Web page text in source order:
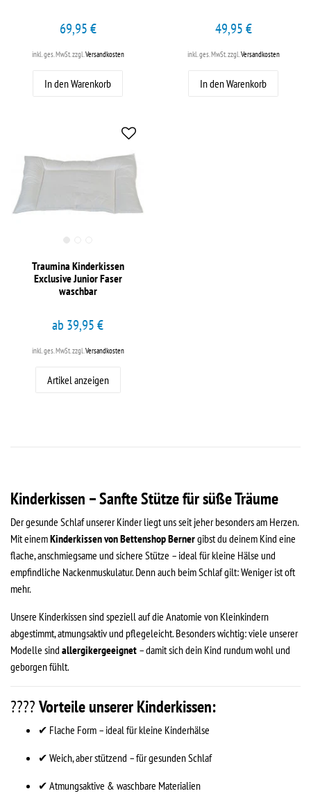
69,95 €
inkl. ges. MwSt. zzgl. Versandkosten
In den Warenkorb
49,95 €
inkl. ges. MwSt. zzgl. Versandkosten
In den Warenkorb
Traumina Kinderkissen
Exclusive Junior Faser
waschbar
ab 39,95 €
inkl. ges. MwSt.zzgl.Versandkosten
Artikel anzeigen
Kinderkissen – Sanfte Stütze für süße Träume
Der gesunde Schlaf unserer Kinder liegt uns seit jeher besonders am Herzen.
Mit einemKinderkissen von Bettenshop Bernergibst du deinem Kind eine
flache, anschmiegsame und sichere Stütze – ideal für kleine Hälse und
empfindliche Nackenmuskulatur. Denn auch beim Schlaf gilt: Weniger ist oft
mehr.
Unsere Kinderkissen sind speziell auf die Anatomie von Kleinkindern
abgestimmt, atmungsaktiv und pflegeleicht. Besonders wichtig: viele unserer
Modelle sind allergikergeeignet – damit sich dein Kind rundum wohl und
geborgen fühlt.
????Vorteile unserer Kinderkissen:
✔ Flache Form – ideal für kleine Kinderhälse
✔ Weich, aber stützend – für gesunden Schlaf
✔ Atmungsaktive & waschbare Materialien